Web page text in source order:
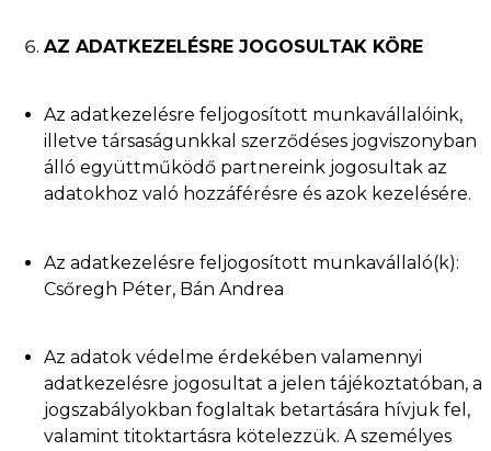
AZ ADATKEZELÉSRE JOGOSULTAK KÖRE
Az adatkezelésre feljogosított munkavállalóink,
illetve társaságunkkal szerződéses jogviszonyban
álló együttműködő partnereink jogosultak az
adatokhoz való hozzáférésre és azok kezelésére.
Az adatkezelésre feljogosított munkavállaló(k):
Csőregh Péter, Bán Andrea
Az adatok védelme érdekében valamennyi
adatkezelésre jogosultat a jelen tájékoztatóban, a
jogszabályokban foglaltak betartására hívjuk fel,
valamint titoktartásra kötelezzük. A személyes